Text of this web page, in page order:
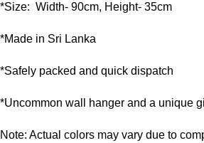
*Size: Width- 90cm, Height- 35cm
*Made in Sri Lanka
*Safely packed and quick dispatch
*Uncommon wall hanger and a unique
Note: Actual colors may vary due to